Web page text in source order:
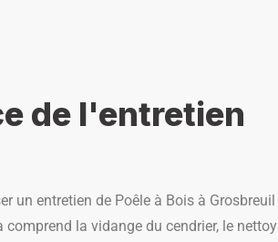
de l'entretien
un entretien de Poêle à Bois à
la vidange du cendrier, le